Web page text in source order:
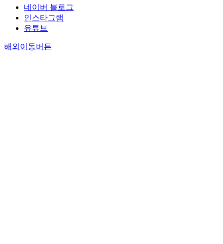
네이버 블로그
인스타그램
유튜브
해외이동버튼